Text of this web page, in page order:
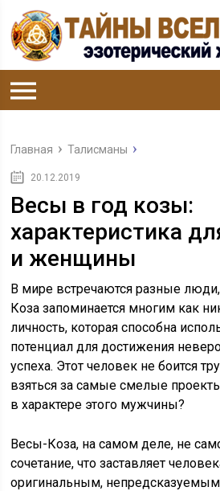
Главная Талисманы
20.12.2019
Весы в год козы:
характеристика
и женщины
В мире встречаются разные
Коза запоминается многим как
личность, которая способна
потенциал для достижения
успеха. Этот человек не боится
взяться за самые смелые
в характере этого мужчины?
Весы-Коза, на самом деле, не
сочетание, что заставляет
оригинальным,